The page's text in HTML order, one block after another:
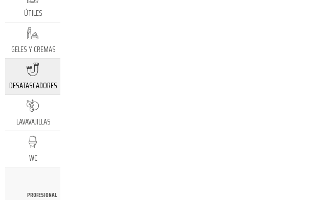
ÚTILES
GELES Y CREMAS
DESATASCADORES
LAVAVAJILLAS
WC
PROFESIONAL